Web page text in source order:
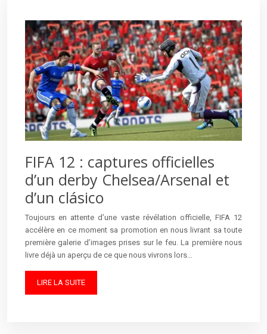
FIFA 12 : captures officielles
d’un derby Chelsea/Arsenal et
d’un clásico
Toujours en attente d’une vaste révélation officielle, FIFA 12
accélère en ce moment sa promotion en nous livrant sa toute
première galerie d’images prises sur le feu. La première nous
livre déjà un aperçu de ce que nous vivrons lors…
LIRE LA SUITE